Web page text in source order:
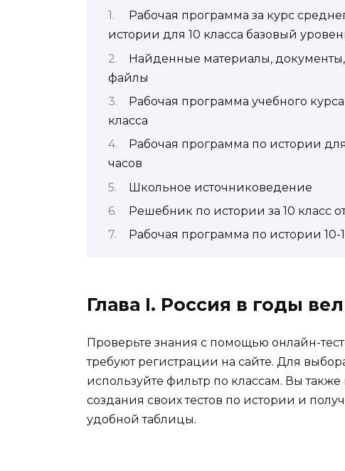
Рабочая программа за курс
истории для 10 класса базовый
Найденные материалы,
файлы
Рабочая программа учебного
класса
Рабочая программа по истории
часов
Школьное источниковедение
Решебник по истории за 10 класс
Рабочая программа по истории 10-
Глава I. Россия в годы
Проверьте знания с помощью онлайн-
требуют регистрации на сайте. Для
используйте фильтр по классам. Вы
создания своих тестов по истории и
удобной таблицы.